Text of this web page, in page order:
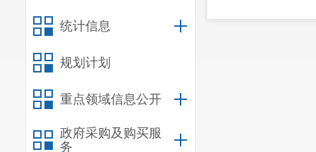
统计信息
规划计划
重点领域信息公开
政府采购及购买服
务